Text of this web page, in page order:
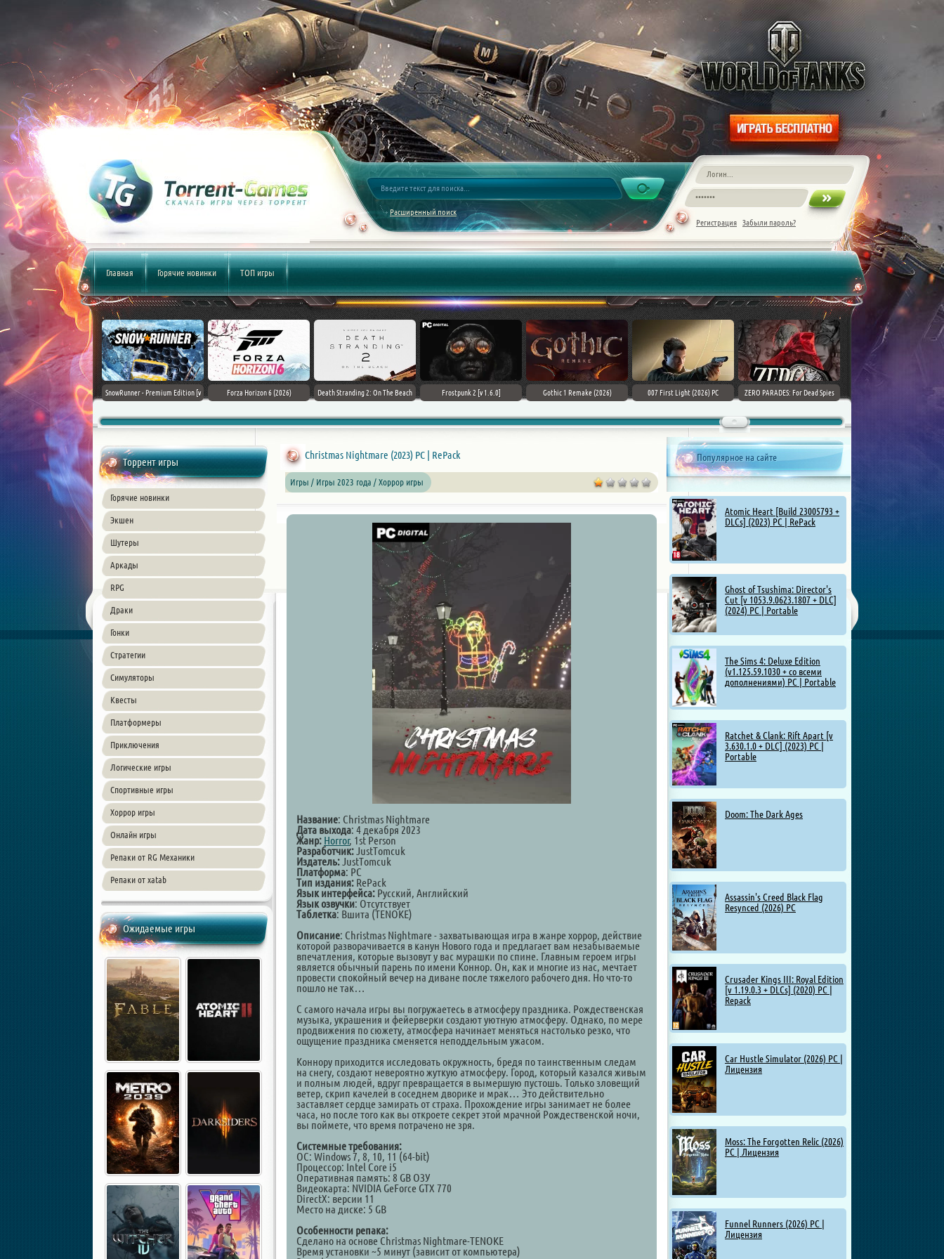
Расширенный поиск
Регистрация
Забыли пароль?
Главная Горячие новинки ТОП игры
Assassin's Creed Black Flag
Resynced (2026) PC
SnowRunner - Premium Edition [v
Forza Horizon 6 (2026) Death Stranding 2: On The Beach Frostpunk 2 [v 1.6.0] Gothic 1 Remake (2026) 007 First Light (2026) PC
ZERO PARADES: For Dead Spies
Mount & Blade II: Bannerlord [v
Торрент игры
Горячие новинки
Экшен
Шутеры
Аркады
RPG
Драки
Гонки
Стратегии
Симуляторы
Квесты
Платформеры
Приключения
Логические игры
Спортивные игры
Хоррор игры
Онлайн игры
Репаки от RG Механики
Репаки от xatab
Ожидаемые игры
Популярное на сайте
Atomic Heart [Build 23005793 +
DLCs] (2023) PC | RePack
Ghost of Tsushima: Director's
Cut [v 1053.9.0623.1807 + DLC]
(2024) PC | Portable
The Sims 4: Deluxe Edition
(v1.125.59.1030 + со всеми
дополнениями) PC | Portable
Ratchet & Clank: Rift Apart [v
3.630.1.0 + DLC] (2023) PC |
Portable
Doom: The Dark Ages
Assassin's Creed Black Flag
Resynced (2026) PC
Crusader Kings III: Royal Edition
[v 1.19.0.3 + DLCs] (2020) PC |
Repack
Car Hustle Simulator (2026) PC |
Лицензия
Moss: The Forgotten Relic (2026)
PC | Лицензия
Funnel Runners (2026) PC |
Лицензия
Christmas Nightmare (2023) PC | RePack
Игры / Игры 2023 года / Хоррор игры
Название: Christmas Nightmare
Дата выхода: 4 декабря 2023
Жанр: Horror, 1st Person
Разработчик:JustTomcuk
Издатель:JustTomcuk
Платформа: PC
Тип издания: RePack
Язык интерфейса: Русский, Английский
Язык озвучки: Отсутствует
Таблетка: Вшита (TENOKE)
Описание: Christmas Nightmare - захватывающая игра в жанре хоррор, действие
которой разворачивается в канун Нового года и предлагает вам незабываемые
впечатления, которые вызовут у вас мурашки по спине. Главным героем игры
является обычный парень по имени Коннор. Он, как и многие из нас, мечтает
провести спокойный вечер на диване после тяжелого рабочего дня. Но что-то
пошло не так…
С самого начала игры вы погружаетесь в атмосферу праздника. Рождественская
музыка, украшения и фейерверки создают уютную атмосферу. Однако, по мере
продвижения по сюжету, атмосфера начинает меняться настолько резко, что
ощущение праздника сменяется неподдельным ужасом.
Коннору приходится исследовать окружность, бредя по таинственным следам
на снегу, создают невероятно жуткую атмосферу. Город, который казался живым
и полным людей, вдруг превращается в вымершую пустошь. Только зловещий
ветер, скрип качелей в соседнем дворике и мрак… Это действительно
заставляет сердце замирать от страха. Прохождение игры занимает не более
часа, но после того как вы откроете секрет этой мрачной Рождественской ночи,
вы поймете, что время потрачено не зря.
Системные требования:
ОС: Windows 7, 8, 10, 11 (64-bit)
Процессор: Intel Core i5
Оперативная память: 8 GB ОЗУ
Видеокарта: NVIDIA GeForce GTX 770
DirectX: версии 11
Место на диске: 5 GB
Особенности репака:
Сделано на основе Christmas Nightmare-TENOKE
Время установки ~5 минут (зависит от компьютера)